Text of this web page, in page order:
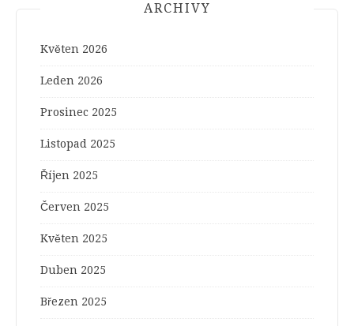
ARCHIVY
Květen 2026
Leden 2026
Prosinec 2025
Listopad 2025
Říjen 2025
Červen 2025
Květen 2025
Duben 2025
Březen 2025